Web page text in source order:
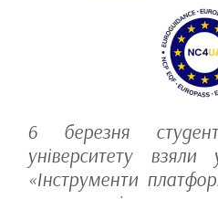
6 березня
університету
«Інструменти